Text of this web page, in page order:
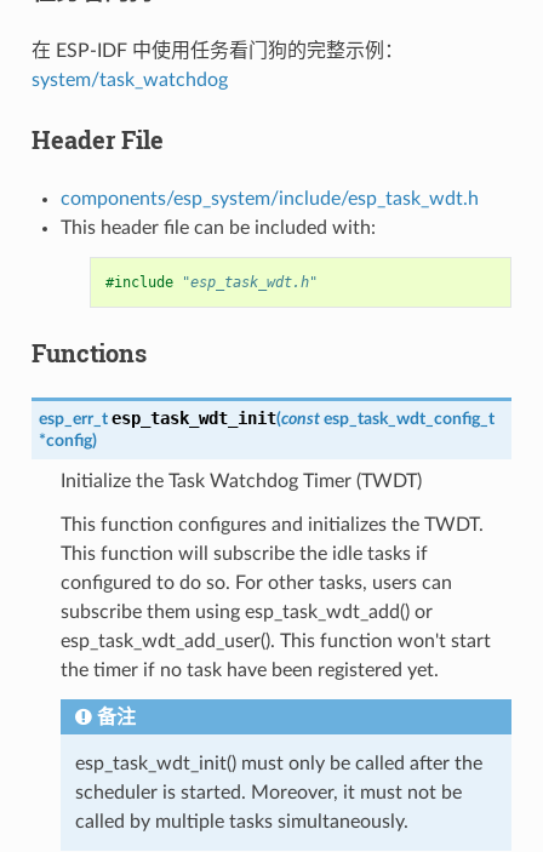
在 ESP-IDF 中使用任务看门狗的完整示例：
system/task_watchdog
Header File
components/esp_system/include/esp_task_wdt.h
This header file can be included with:
#include "esp_task_wdt.h"
Functions
esp_err_t esp_task_wdt_init(const esp_task_wdt_config_t
*config)
Initialize the Task Watchdog Timer (TWDT)
This function configures and initializes the TWDT.
This function will subscribe the idle tasks if
configured to do so. For other tasks, users can
subscribe them using esp_task_wdt_add() or
esp_task_wdt_add_user(). This function won't start
the timer if no task have been registered yet.
备注
esp_task_wdt_init() must only be called after the
scheduler is started. Moreover, it must not be
called by multiple tasks simultaneously.